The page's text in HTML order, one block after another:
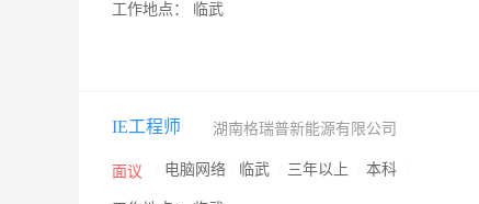
工作地点： 临武
IE工程师 湖南格瑞普新能源有限公司
面议 电脑网络 临武 三年以上 本科